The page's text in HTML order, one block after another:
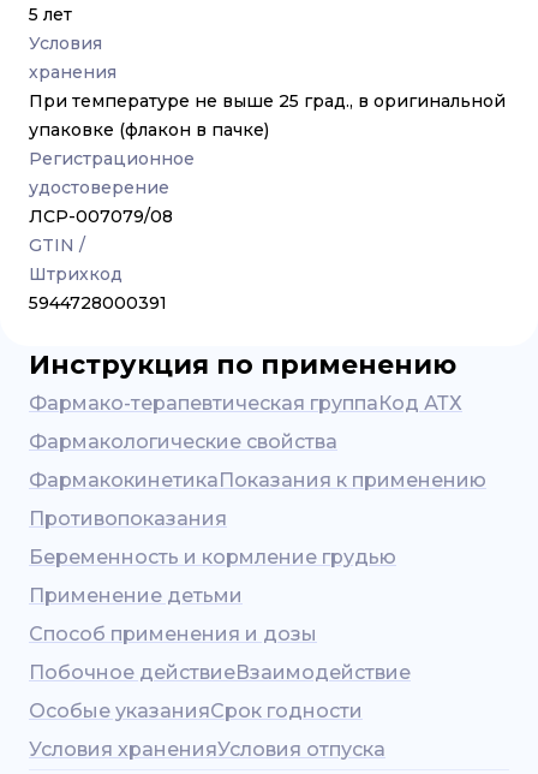
5 лет
Условия
хранения
При температуре не выше 25 град., в оригинальной
упаковке (флакон в пачке)
Регистрационное
удостоверение
ЛСР-007079/08
GTIN /
Штрихкод
5944728000391
Инструкция по применению
Фармако-терапевтическая группаКод АТХ
Фармакологические свойства
ФармакокинетикаПоказания к применению
Противопоказания
Беременность и кормление грудью
Применение детьми
Способ применения и дозы
Побочное действиеВзаимодействие
Особые указанияСрок годности
Условия храненияУсловия отпуска